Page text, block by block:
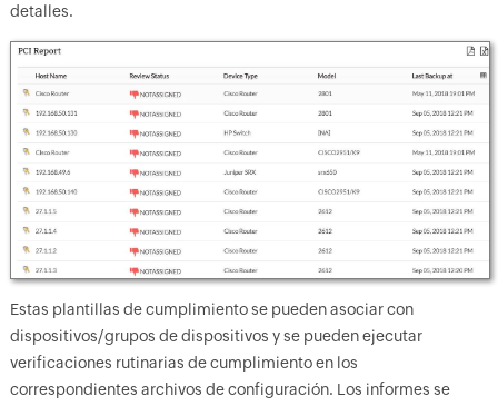
detalles.
Estas plantillas de cumplimiento se pueden asociar con
dispositivos/grupos de dispositivos y se pueden ejecutar
verificaciones rutinarias de cumplimiento en los
correspondientes archivos de configuración. Los informes se